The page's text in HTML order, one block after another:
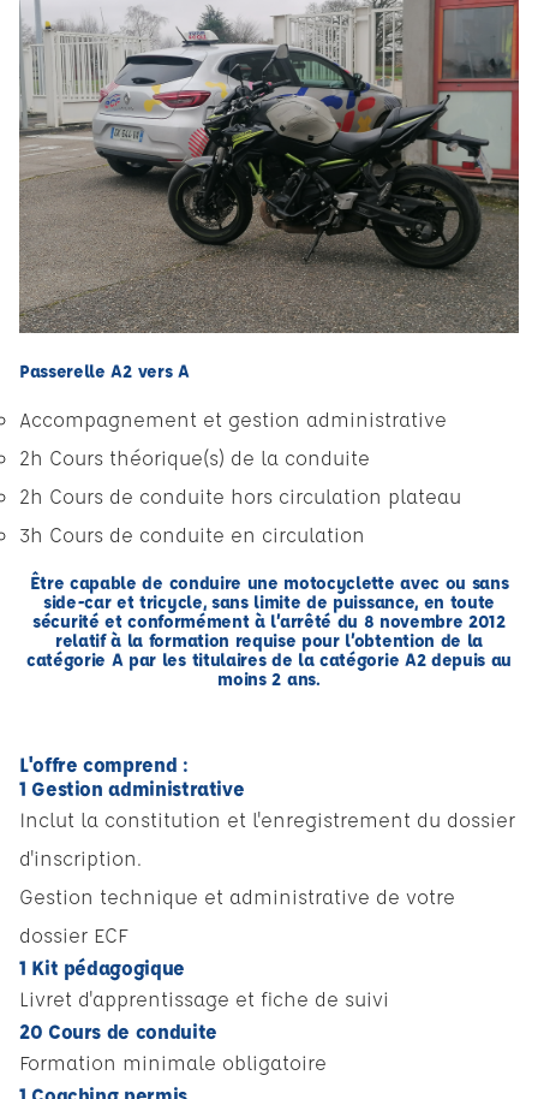
Passerelle A2 vers A
Accompagnement et gestion administrative
2h Cours théorique(s) de la conduite
2h Cours de conduite hors circulation plateau
3h Cours de conduite en circulation
Être capable de conduire une motocyclette avec ou sans
side-car et tricycle, sans limite de puissance, en toute
sécurité et conformément à l’arrêté du 8 novembre 2012
relatif à la formation requise pour l’obtention de la
catégorie A par les titulaires de la catégorie A2 depuis au
moins 2 ans.
L'offre comprend :
1 Gestion administrative
Inclut la constitution et l'enregistrement du dossier
d'inscription.
Gestion technique et administrative de votre
dossier ECF
1 Kit pédagogique
Livret d'apprentissage et fiche de suivi
20 Cours de conduite
Formation minimale obligatoire